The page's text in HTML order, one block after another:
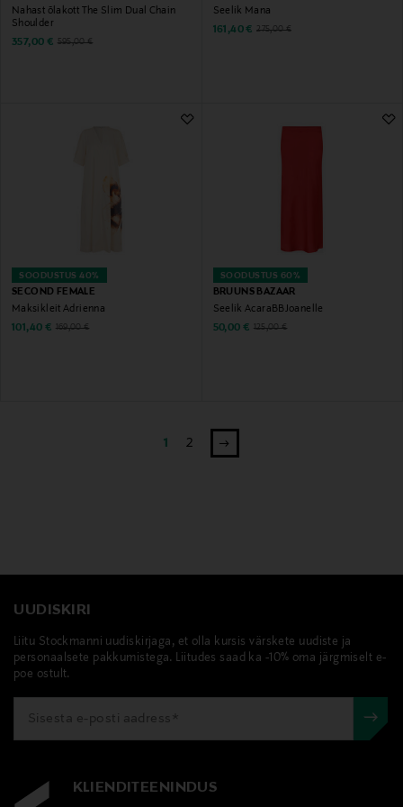
Nahast õlakott The Slim Dual Chain
Shoulder
Discounted Price
357,00 € Original Price
595,00 €
Seelik Mana
Discounted Price
161,40 € Original Price
275,00 €
SOODUSTUS 40%
SECOND FEMALE
Maksikleit Adrienna
Discounted Price
101,40 € Original Price
169,00 €
SOODUSTUS 60%
BRUUNS BAZAAR
Seelik AcaraBBJoanelle
Discounted Price
50,00 € Original Price
125,00 €
1 2
UUDISKIRI
Liitu Stockmanni uudiskirjaga, et olla kursis värskete uudiste ja
personaalsete pakkumistega. Liitudes saad ka -10% oma järgmiselt e-
poe ostult.
KLIENDITEENINDUS